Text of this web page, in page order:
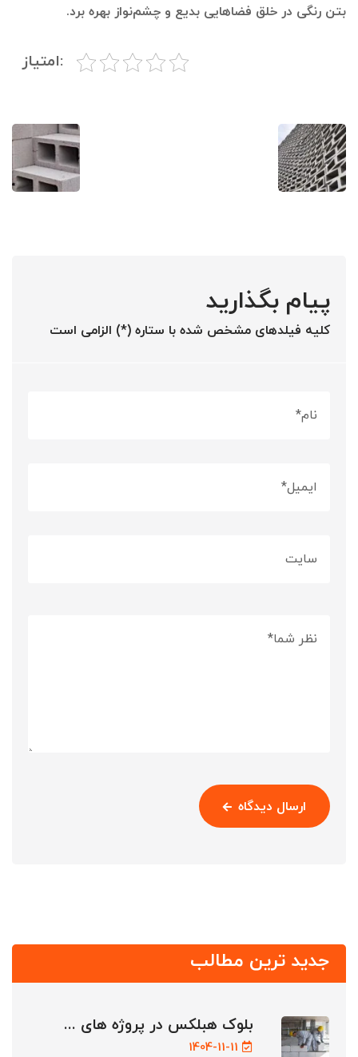
بتن رنگی در خلق فضاهایی بدیع و چشم‌نواز بهره برد.
:امتیاز
پیام بگذارید
کلیه فیلدهای مشخص شده با ستاره (*) الزامی است
ارسال دیدگاه
جدید ترین مطالب
بلوک هبلکس در پروژه های ...
1404-11-11